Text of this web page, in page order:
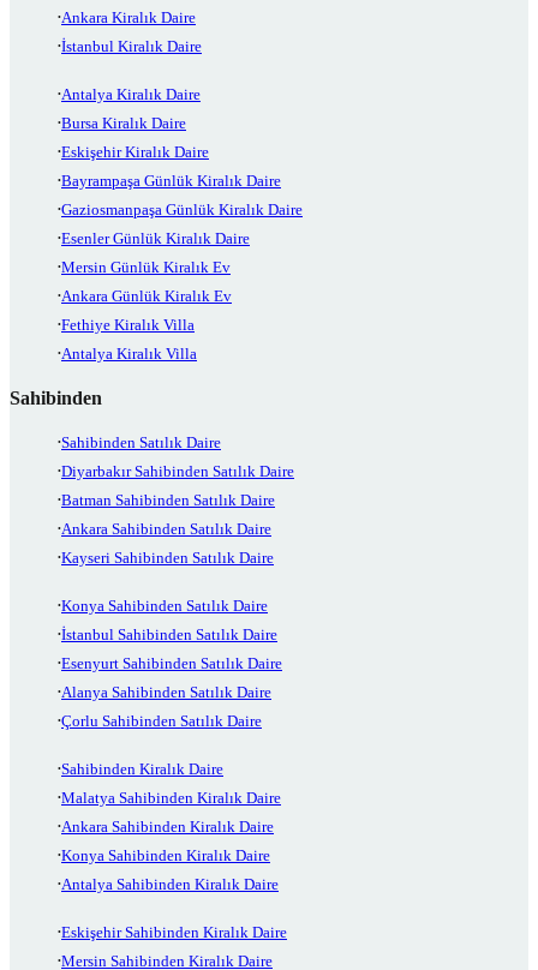
Ankara Kiralık Daire
İstanbul Kiralık Daire
Antalya Kiralık Daire
Bursa Kiralık Daire
Eskişehir Kiralık Daire
Bayrampaşa Günlük Kiralık Daire
Gaziosmanpaşa Günlük Kiralık Daire
Esenler Günlük Kiralık Daire
Mersin Günlük Kiralık Ev
Ankara Günlük Kiralık Ev
Fethiye Kiralık Villa
Antalya Kiralık Villa
Sahibinden
Sahibinden Satılık Daire
Diyarbakır Sahibinden Satılık Daire
Batman Sahibinden Satılık Daire
Ankara Sahibinden Satılık Daire
Kayseri Sahibinden Satılık Daire
Konya Sahibinden Satılık Daire
İstanbul Sahibinden Satılık Daire
Esenyurt Sahibinden Satılık Daire
Alanya Sahibinden Satılık Daire
Çorlu Sahibinden Satılık Daire
Sahibinden Kiralık Daire
Malatya Sahibinden Kiralık Daire
Ankara Sahibinden Kiralık Daire
Konya Sahibinden Kiralık Daire
Antalya Sahibinden Kiralık Daire
Eskişehir Sahibinden Kiralık Daire
Mersin Sahibinden Kiralık Daire